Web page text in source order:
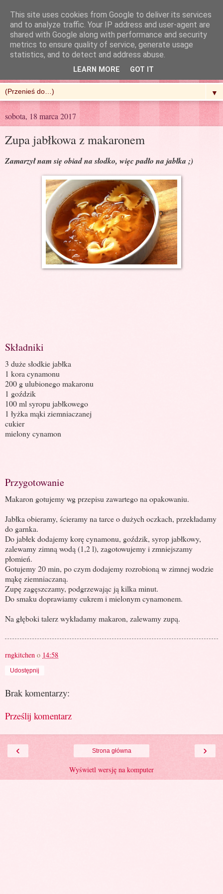
R'n'G Kitchen
▼
sobota, 18 marca 2017
Zupa jabłkowa z makaronem
Zamarzył nam się obiad na słodko, więc padło na jabłka ;)
Składniki
3 duże słodkie jabłka
1 kora cynamonu
200 g ulubionego makaronu
1 goździk
100 ml syropu jabłkowego
1 łyżka mąki ziemniaczanej
cukier
mielony cynamon
Przygotowanie
Makaron gotujemy wg przepisu zawartego na opakowaniu.
Jabłka obieramy, ścieramy na tarce o dużych oczkach, przekładamy
do garnka.
Do jabłek dodajemy korę cynamonu, goździk, syrop jabłkowy,
zalewamy zimną wodą (1,2 l), zagotowujemy i zmniejszamy
płomień.
Gotujemy 20 min, po czym dodajemy rozrobioną w zimnej wodzie
mąkę ziemniaczaną.
Zupę zagęszczamy, podgrzewając ją kilka minut.
Do smaku doprawiamy cukrem i mielonym cynamonem.
Na głęboki talerz wykładamy makaron, zalewamy zupą.
rngkitchen o 14:58
Udostępnij
Brak komentarzy:
Prześlij komentarz
‹ ›
Strona główna
Wyświetl wersję na komputer
This site uses cookies from Google to deliver its services
and to analyze traffic. Your IP address and user-agent are
shared with Google along with performance and security
metrics to ensure quality of service, generate usage
statistics, and to detect and address abuse.
LEARN MORE GOT IT